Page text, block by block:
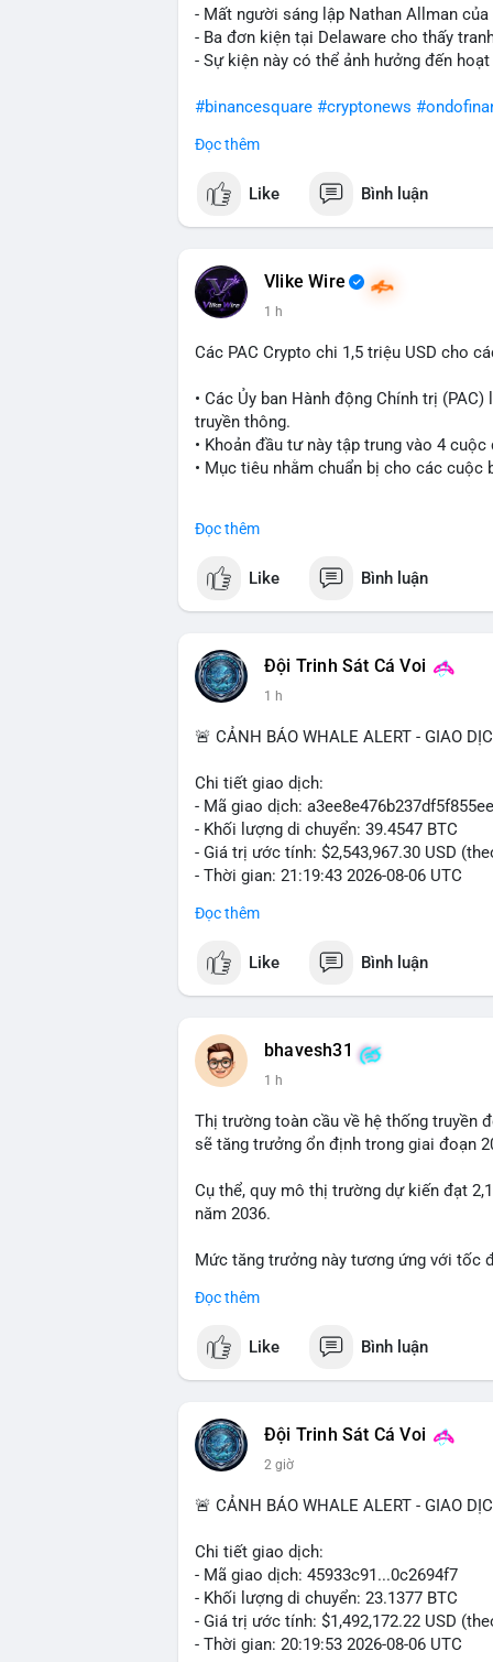
#154dot8btc #vilanh #tichluydaihan
- Mất người sáng lập Nathan Allman của
- Ba đơn kiện tại Delaware cho thấy
- Sự kiện này có thể ảnh hưởng đến
#binancesquare #cryptonews
$btc $eth
#vlikevn #titanbot
Đọc thêm
Like Bình luận
Vlike Wire
1 h
Các PAC Crypto chi 1,5 triệu USD cho
• Các Ủy ban Hành động Chính trị
truyền thông.
• Khoản đầu tư này tập trung vào 4
• Mục tiêu nhằm chuẩn bị cho các cuộc
#vlikevn #titanbot
📰 Nguồn: Cointelegraph
Đọc thêm
Like Bình luận
Đội Trinh Sát Cá Voi
1 h
🚨 CẢNH BÁO WHALE ALERT - GIAO
Chi tiết giao dịch:
- Mã giao dịch:
- Khối lượng di chuyển: 39.4547 BTC
- Giá trị ước tính: $2,543,967.30 USD
- Thời gian: 21:19:43 2026-08-06 UTC
Nhận định phân tích:
thấy một cá voi đang thực hiện hành vi
động thái này có thể là bước chuẩn bị
không thuộc sàn giao dịch, đây là tín
lớn vào xu hướng tăng giá. Tâm lý thị
đến của số BTC này.
Lời khuyên cho nhà đầu tư nhỏ lẻ:
Theo dõi sát điểm đến của giao dịch
thái quá trước biến động ngắn hạn.
Đọc thêm
Like Bình luận
bhavesh31
1 h
Thị trường toàn cầu về hệ thống truyền
sẽ tăng trưởng ổn định trong giai đoạn
Cụ thể, quy mô thị trường dự kiến đạt
năm 2036.
Mức tăng trưởng này tương ứng với tốc
trường nghiêm ngặt, là những yếu tố
Đọc thêm
Like Bình luận
Đội Trinh Sát Cá Voi
2 giờ
🚨 CẢNH BÁO WHALE ALERT - GIAO
Chi tiết giao dịch:
- Mã giao dịch: 45933c91...0c2694f7
- Khối lượng di chuyển: 23.1377 BTC
- Giá trị ước tính: $1,492,172.22 USD
- Thời gian: 20:19:53 2026-08-06 UTC